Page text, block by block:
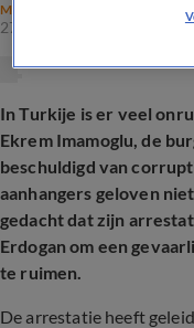
MAATSCHAPPIJ
27 mrt 2025, 19:18
In Turkije is er veel
Ekrem Imamoglu, de
beschuldigd van
aanhangers geloven
gedacht dat zijn
Erdogan om een
te ruimen.
De arrestatie heeft